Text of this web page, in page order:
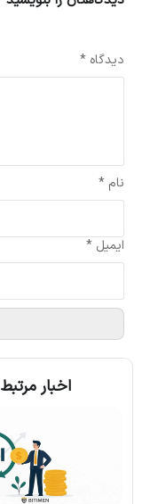
دیدگاه *
نام *
ایمیل *
اخبار مرتبط